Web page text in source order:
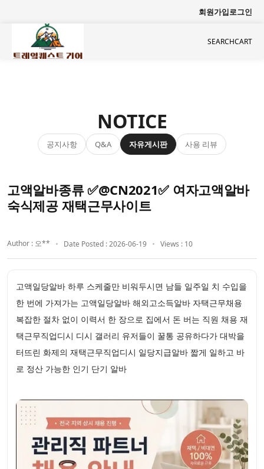
회원가입로그인
SEARCHCART
NOTICE
공지사항 Q&A 자유게시판 사용 리뷰
고액알바종류 ✅@CN2021✅ 여자고액알바
숙식제공 재택근무사이트
Author : 오** Date Posted : 2026-06-19 Views : 10
고액일당알바 하루 스케줄만 비워두시면 남들 일주일 치 수입을
한 번에 가져가는 고액일당알바 해외고소득알바 자택근무채용
복잡한 절차 없이 이력서 한 장으로 집에서 돈 버는 직원 채용 재
택근무직업디시 디시 갤러리 유저들이 꿀통 공유하다가 대박을
터뜨린 화제의 재택근무직업디시 일당지급알바 짧게 일하고 바
로 정산 가능한 인기 단기 알바